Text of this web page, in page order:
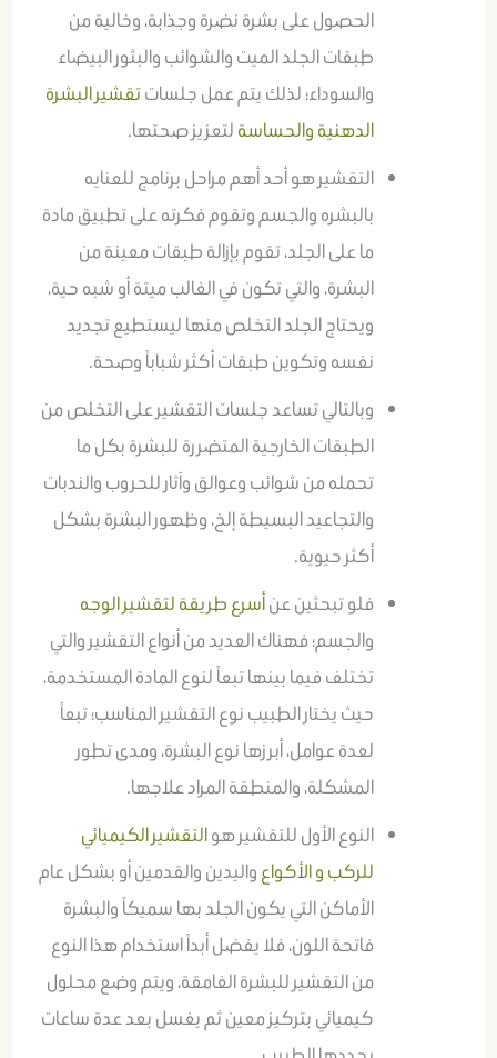
الحصول على بشرة نضرة وجذابة، وخالية من
طبقات الجلد الميت والشوائب والبثور البيضاء
والسوداء؛ لذلك يتم عمل جلساتتقشير البشرة
الدهنية والحساسة لتعزيز صحتها.
التقشير هو أحد أهم مراحل برنامج للعنايه
بالبشره والجسم وتقوم فكرته على تطبيق مادة
ما على الجلد، تقوم بإزالة طبقات معينة من
البشرة، والتي تكون في الغالب ميتة أو شبه حية،
ويحتاج الجلد التخلص منها ليستطيع تجديد
نفسه وتكوين طبقات أكثر شباباً وصحة.
وبالتالي تساعد جلسات التقشير على التخلص من
الطبقات الخارجية المتضررة للبشرة بكل ما
تحمله من شوائب وعوالق وآثار للحروب والندبات
والتجاعيد البسيطة إلخ، وظهور البشرة بشكل
أكثر حيوية.
فلو تبحثين عنأسرع طريقة لتقشير الوجه
والجسم؛ فهناك العديد من أنواع التقشير والتي
تختلف فيما بينها تبعاً لنوع المادة المستخدمة،
حيث يختار الطبيب نوع التقشير المناسب؛ تبعاً
لعدة عوامل، أبرزها نوع البشرة، ومدى تطور
المشكلة، والمنطقة المراد علاجها.
النوع الأول للتقشير هوالتقشير الكيميائي
للركب و الأكواع واليدين والقدمين أو بشكل عام
الأماكن التي يكون الجلد بها سميكاً والبشرة
فاتحة اللون، فلا يفضل أبداً استخدام هذا النوع
من التقشير للبشرة الغامقة، ويتم وضع محلول
كيميائي بتركيز معين ثم يغسل بعد عدة ساعات